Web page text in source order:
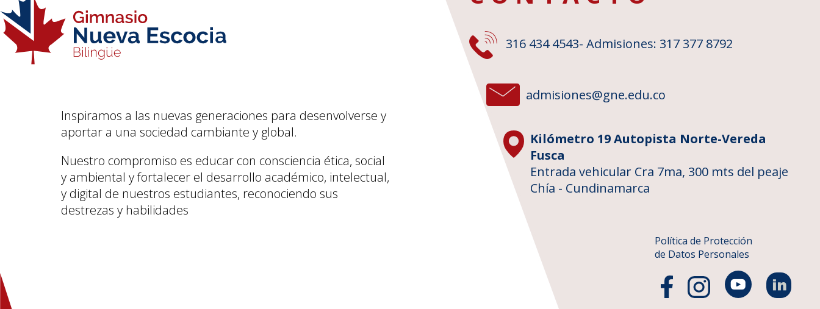
Inspiramos a las nuevas generaciones para desenvolverse y
aportar a una sociedad cambiante y global.
Nuestro compromiso es educar con consciencia ética, social
y ambiental y fortalecer el desarrollo académico, intelectual,
y digital de nuestros estudiantes, reconociendo sus
destrezas y habilidades
316 434 4543- Admisiones: 317 377 8792
admisiones@gne.edu.co
Kilómetro 19 Autopista Norte-Vereda
Fusca
Entrada vehicular Cra 7ma, 300 mts del peaje
Chía - Cundinamarca
Política de Protección
de Datos Personales